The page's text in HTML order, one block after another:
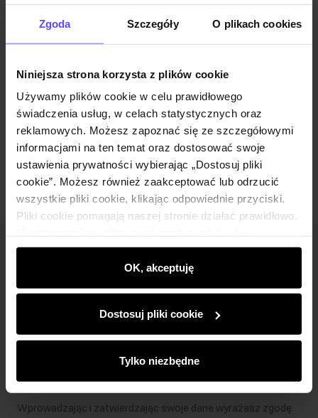
Zgoda Szczegóły O plikach cookies
Niniejsza strona korzysta z plików cookie
Używamy plików cookie w celu prawidłowego
świadczenia usług, w celach statystycznych oraz
reklamowych. Możesz zapoznać się ze szczegółowymi
informacjami na ten temat oraz dostosować swoje
ustawienia prywatności wybierając „Dostosuj pliki
cookie”. Możesz również zaakceptować lub odrzucić
wszystkie pliki cookie, klikając odpowiednie przyciski.
Pliki cookie pomagają naszej stronie działać prawidłowo.
wyświetlać im dopasowane do ich preferencji treści,
rekomendacje oraz komunikaty reklamowe informujące o
najnowszych promocjach w e-sklepie. Informacje o tym,
partnerom społecznościowym, reklamowym i
analitycznym. Partnerzy mogą połączyć te informacje z
podczas korzystania z ich usług.
OK, akceptuję
Dostosuj pliki cookie
Tylko niezbędne
Opis produktu
Skład
Opinie
Zapisz się
Wprowadzając i zatwierdzając swoje dane wyrażasz zgodę